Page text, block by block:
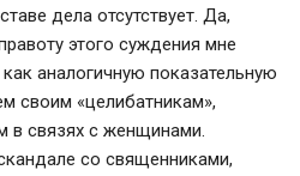
дела отсутствует. Да,
этого суждения мне
аналогичную показательную
своим «целибатникам»,
в связях с женщинами.
со священниками,